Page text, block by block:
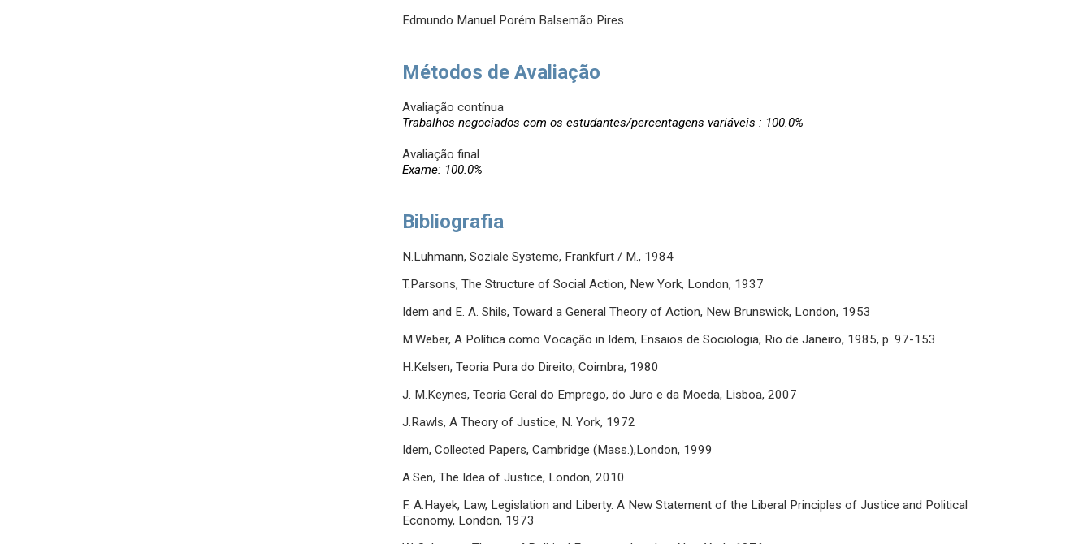
Edmundo Manuel Porém Balsemão Pires
Métodos de Avaliação
Avaliação contínua
Trabalhos negociados com os estudantes/percentagens variáveis : 100.0%
Avaliação final
Exame: 100.0%
Bibliografia
N.Luhmann, Soziale Systeme, Frankfurt / M., 1984
T.Parsons, The Structure of Social Action, New York, London, 1937
Idem and E. A. Shils, Toward a General Theory of Action, New Brunswick, London, 1953
M.Weber, A Política como Vocação in Idem, Ensaios de Sociologia, Rio de Janeiro, 1985, p. 97-153
H.Kelsen, Teoria Pura do Direito, Coimbra, 1980
J. M.Keynes, Teoria Geral do Emprego, do Juro e da Moeda, Lisboa, 2007
J.Rawls, A Theory of Justice, N. York, 1972
Idem, Collected Papers, Cambridge (Mass.),London, 1999
A.Sen, The Idea of Justice, London, 2010
F. A.Hayek, Law, Legislation and Liberty. A New Statement of the Liberal Principles of Justice and Political
Economy, London, 1973